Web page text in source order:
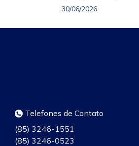
30/06/2026
Telefones de Contato
(85) 3246-1551
(85) 3246-0523